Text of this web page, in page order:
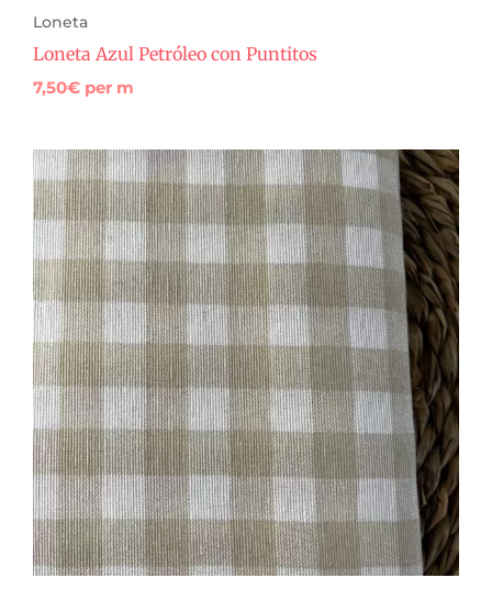
Loneta
Loneta Azul Petróleo con Puntitos
7,50€ per m